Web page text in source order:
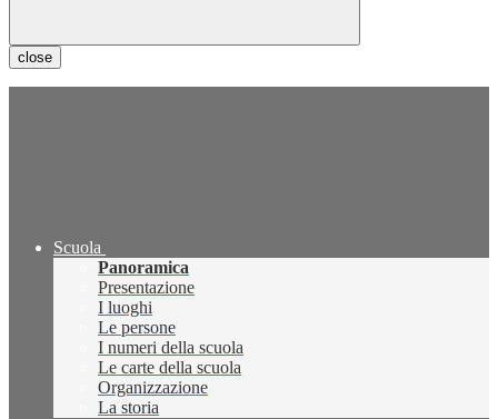
close
Scuola
Panoramica
Presentazione
I luoghi
Le persone
I numeri della scuola
Le carte della scuola
Organizzazione
La storia